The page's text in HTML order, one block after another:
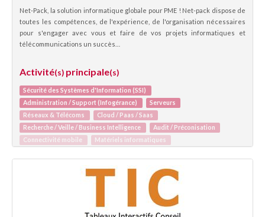
Net-Pack, la solution informatique globale pour PME ! Net-pack dispose de
toutes les compétences, de l'expérience, de l'organisation nécessaires
pour s'engager avec vous et faire de vos projets informatiques et
télécommunications un succès…
Activité(s) principale(s)
Sécurité des Systèmes d'Information (SSI)
Administration / Support (Infogérance)
Serveurs
Réseaux & Télécoms
Cloud / Paas / Saas
Recherche / Veille / Business Intelligence
Audit / Préconisation
Connectivité mobile
Matériels informatiques